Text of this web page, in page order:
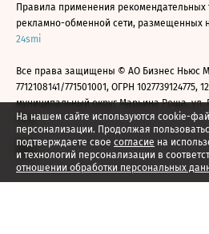
На нашем сайте используются cookie-
персонализации. Продолжая
подтверждаете свое согласие на
и технологий персонализации в
отношении обработки персональных
Правила применения рекомендательных
рекламно-обменной сети, размещенных
24smi
Все права защищены © АО Бизнес Ньюс
7712108141/771501001, ОГРН 1027739124775,
муниципальный округ Марьина Роща, ул.
2026